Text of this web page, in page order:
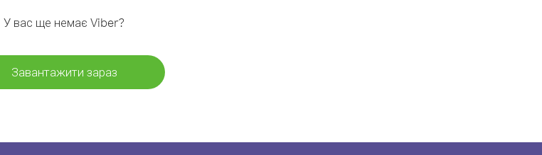
У вас ще немає Viber?
Завантажити зараз